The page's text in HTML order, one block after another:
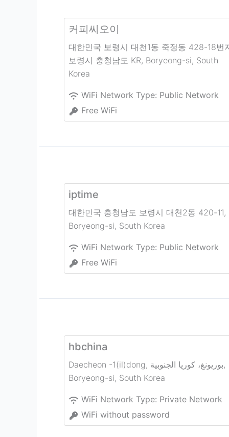
커피씨오이
대한민국 보령시 대천1동 죽정동 428-18번
보령시 충청남도 KR, Boryeong-si, South
Korea
WiFi Network Type: Public Network
Free WiFi
iptime
대한민국 충청남도 보령시 대천2동 420-11,
Boryeong-si, South Korea
WiFi Network Type: Public Network
Free WiFi
hbchina
Daecheon -1(il)dong, بوريونغ، كوريا الجنوبية,
Boryeong-si, South Korea
WiFi Network Type: Private Network
WiFi without password